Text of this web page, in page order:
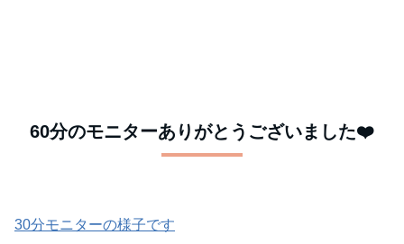
60分のモニターありがとうございました❤️
30分モニターの様子です